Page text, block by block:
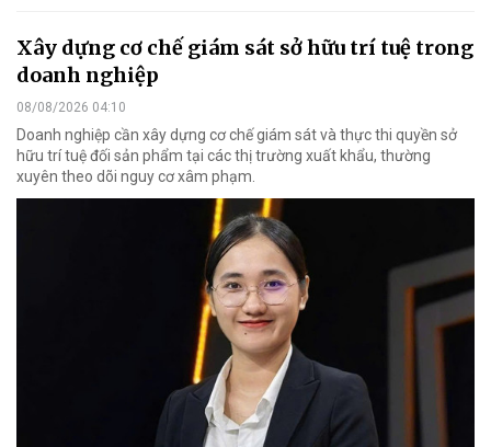
Xây dựng cơ chế giám sát sở hữu trí tuệ trong
doanh nghiệp
08/08/2026 04:10
Doanh nghiệp cần xây dựng cơ chế giám sát và thực thi quyền sở
hữu trí tuệ đối sản phẩm tại các thị trường xuất khẩu, thường
xuyên theo dõi nguy cơ xâm phạm.